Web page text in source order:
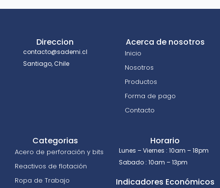
Direccion
contacto@sademi.cl
Santiago, Chile
Acerca de nosotros
Inicio
Nosotros
Productos
Forma de pago
Contacto
Categorias
Acero de perforación y bits
Reactivos de flotación
Ropa de Trabajo
Horario
Lunes – Viernes : 10am – 18pm
Sabado : 10am – 13pm
Indicadores Económicos